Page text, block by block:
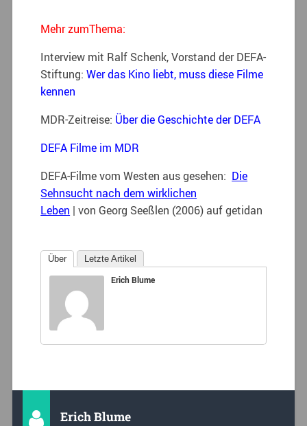
Mehr zumThema:
Interview mit Ralf Schenk, Vorstand der DEFA-
Stiftung:Wer das Kino liebt, muss diese Filme
kennen
MDR-Zeitreise: Über die Geschichte der DEFA
DEFA Filme im MDR
DEFA-Filme vom Westen aus gesehen: Die
Sehnsucht nach dem wirklichen
Leben | von Georg Seeßlen (2006) auf getidan
Über Letzte Artikel
Erich Blume
Erich Blume